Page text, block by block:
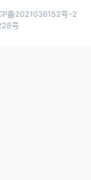
备2021036152号-2
号